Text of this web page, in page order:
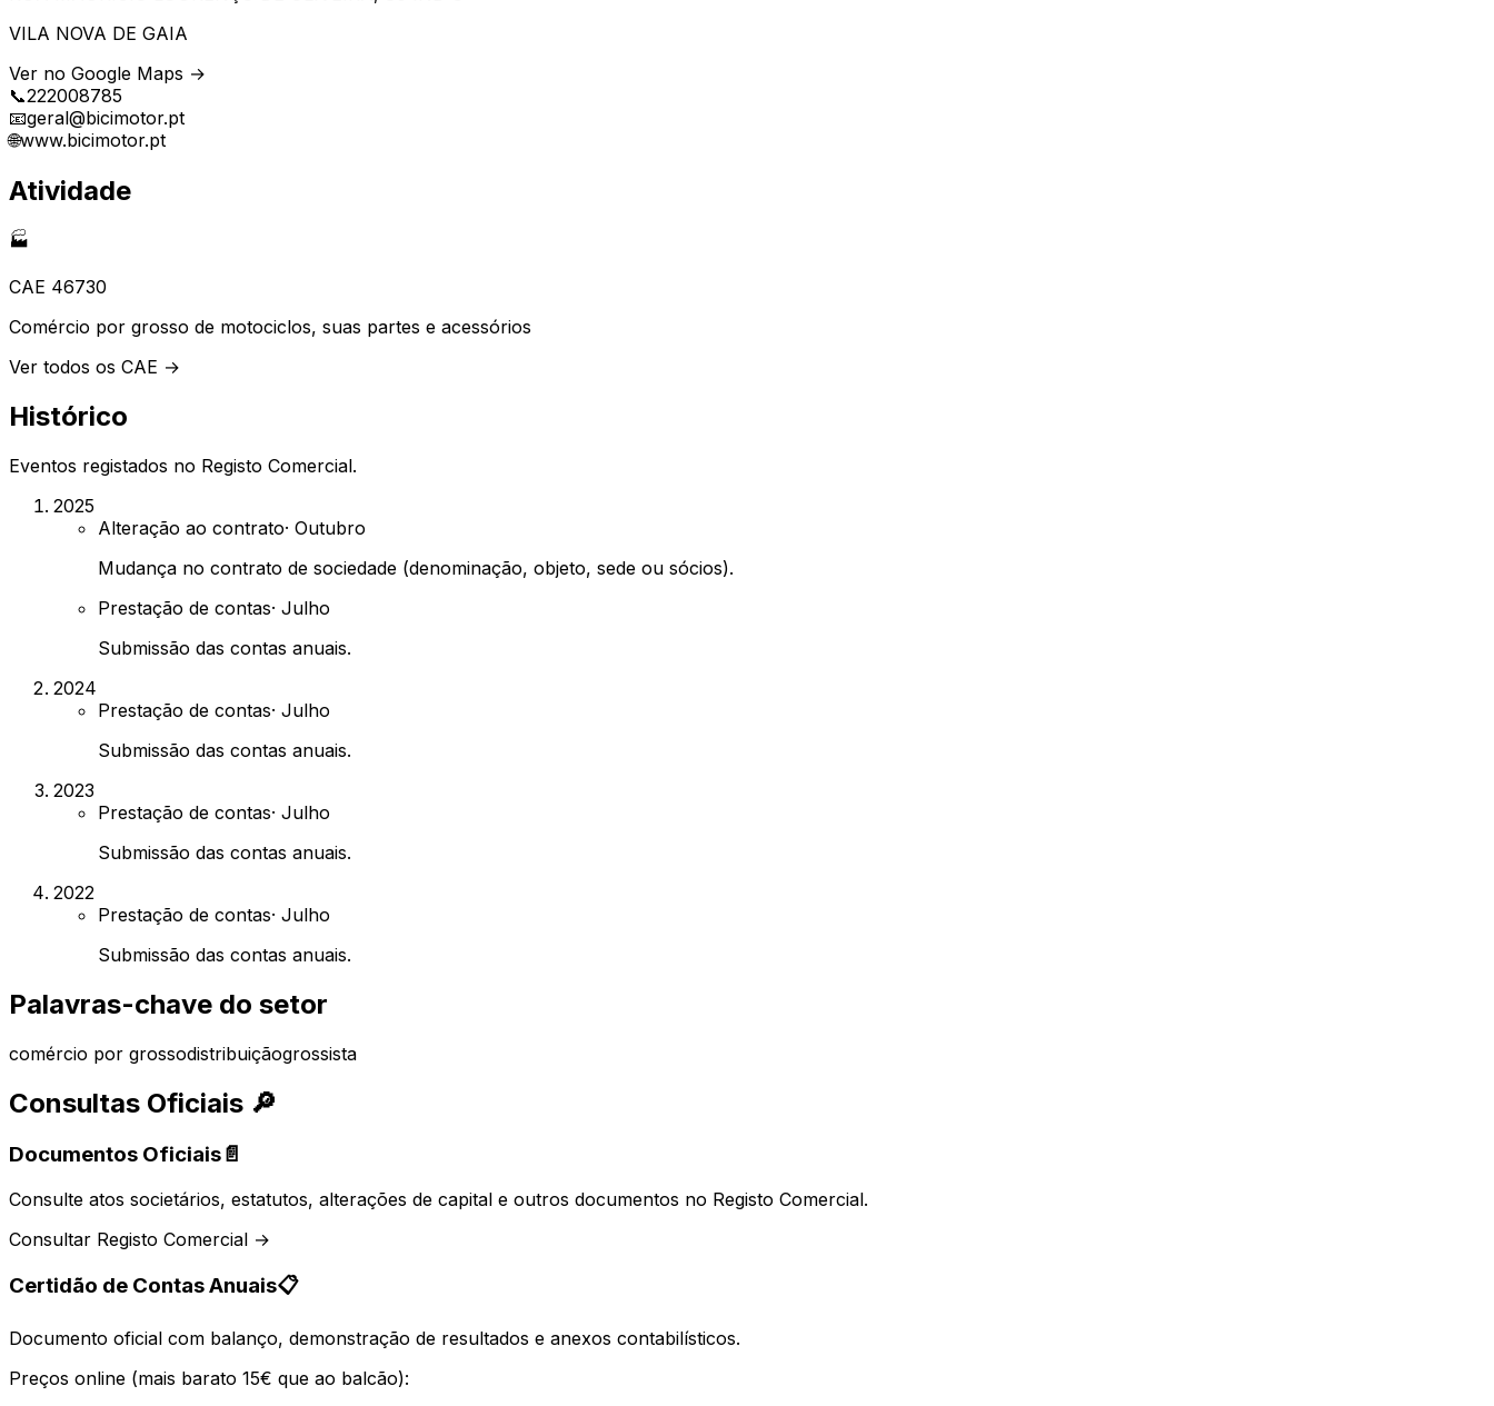
VILA NOVA DE GAIA
Ver no Google Maps →
📞222008785
📧geral@bicimotor.pt
🌐www.bicimotor.pt
Atividade
🏭
CAE 46730
Comércio por grosso de motociclos, suas partes e acessórios
Ver todos os CAE →
Histórico
Eventos registados no Registo Comercial.
2025
Alteração ao contrato· Outubro
Mudança no contrato de sociedade (denominação, objeto, sede ou sócios).
Prestação de contas· Julho
Submissão das contas anuais.
2024
Prestação de contas· Julho
Submissão das contas anuais.
2023
Prestação de contas· Julho
Submissão das contas anuais.
2022
Prestação de contas· Julho
Submissão das contas anuais.
Palavras-chave do setor
comércio por grossodistribuiçãogrossista
Consultas Oficiais 🔎
Documentos Oficiais📄
Consulte atos societários, estatutos, alterações de capital e outros documentos no Registo Comercial.
Consultar Registo Comercial →
Certidão de Contas Anuais📋
Documento oficial com balanço, demonstração de resultados e anexos contabilísticos.
Preços online (mais barato 15€ que ao balcão):